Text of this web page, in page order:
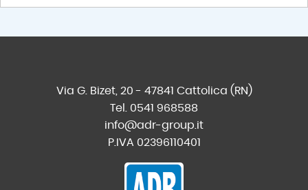
Via G. Bizet, 20 - 47841 Cattolica (RN)
Tel. 0541 968588
info@adr-group.it
P.IVA 02396110401